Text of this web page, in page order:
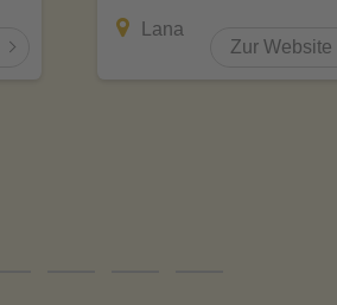
Lana
Zur Website